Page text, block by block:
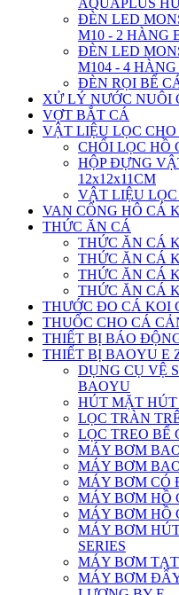
AQUAPLUS
ĐÈN LED
M10 - 2 HÀNG
ĐÈN LED
M104 - 4
ĐÈN RỌI BỂ
XỬ LÝ NƯỚC NUÔI
VỢT BẮT CÁ
VẬT LIỆU LỌC CHO
CHỔI LỌC HỒ
HỘP ĐỰNG
12x12x11CM
VẬT LIỆU LỌC
VAN CỔNG HÔ CÁ
THỨC ĂN CÁ
THỨC ĂN CÁ
THỨC ĂN CÁ
THỨC ĂN CÁ
THỨC ĂN CÁ
THƯỚC ĐO CÁ KOI
THUỐC CHO CÁ
THIẾT BỊ BÁO
THIẾT BỊ BAOYU E
DỤNG CỤ VỆ
BAOYU
HÚT MẶT
LỌC TRÀN
LỌC TREO BỂ
MÁY BƠM
MÁY BƠM
MÁY BƠM CÓ
MÁY BƠM HỒ
MÁY BƠM HỒ
MÁY BƠM
SERIES
MÁY BƠM
MÁY BƠM